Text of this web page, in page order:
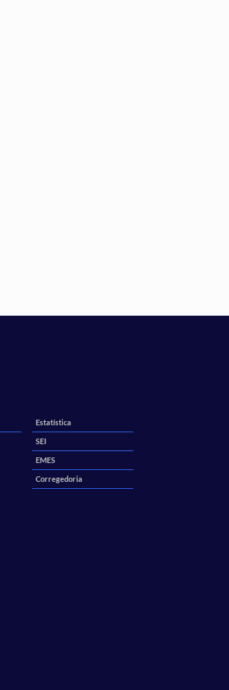
Estatística
SEI
EMES
Corregedoria